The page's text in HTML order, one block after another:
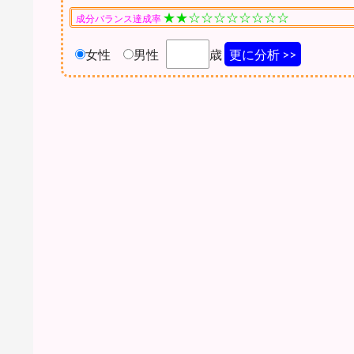
成分バランス達成率 ★★☆☆☆☆☆☆☆☆
女性 男性 歳 更に分析 >>